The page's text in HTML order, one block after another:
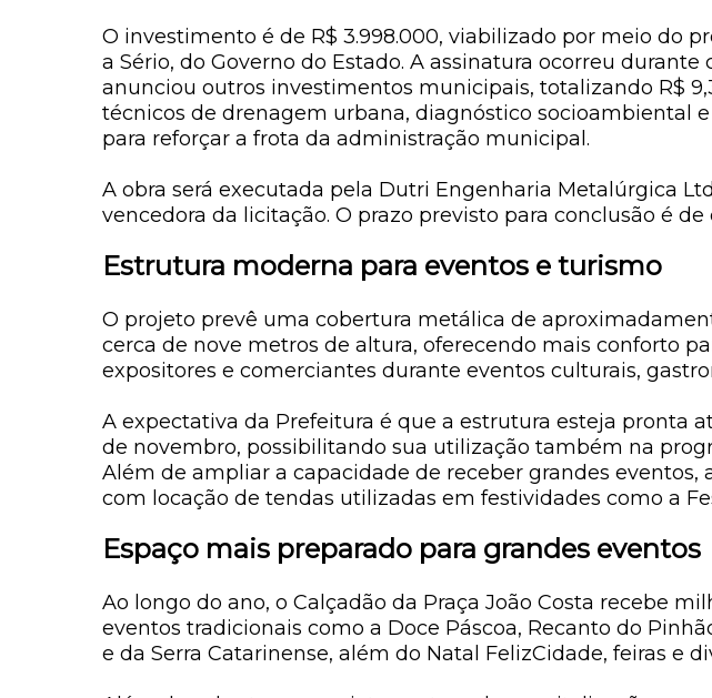
O investimento é de R$ 3.998.000, viabilizado por meio do
a Sério, do Governo do Estado. A assinatura ocorreu
anunciou outros investimentos municipais, totalizando R$
técnicos de drenagem urbana, diagnóstico socioambiental
para reforçar a frota da administração municipal.
A obra será executada pela Dutri Engenharia Metalúrgica
vencedora da licitação. O prazo previsto para conclusão é de
Estrutura moderna para eventos e turismo
O projeto prevê uma cobertura metálica de
cerca de nove metros de altura, oferecendo mais conforto
expositores e comerciantes durante eventos culturais,
A expectativa da Prefeitura é que a estrutura esteja pronta
de novembro, possibilitando sua utilização também na
Além de ampliar a capacidade de receber grandes eventos,
com locação de tendas utilizadas em festividades como a
Espaço mais preparado para grandes eventos
Ao longo do ano, o Calçadão da Praça João Costa recebe
eventos tradicionais como a Doce Páscoa, Recanto do
e da Serra Catarinense, além do Natal FelizCidade, feiras e